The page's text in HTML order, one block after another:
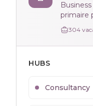
primaire
304
HUBS
Consultancy